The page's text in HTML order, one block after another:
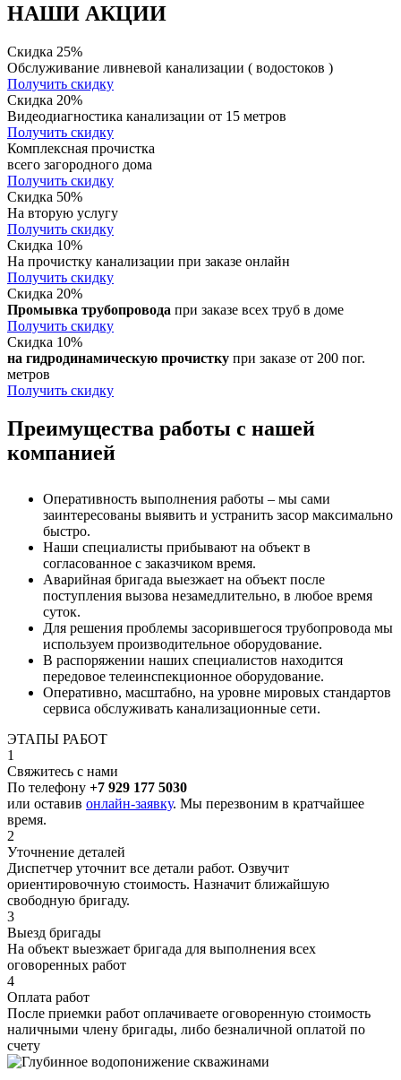
НАШИ АКЦИИ
Скидка 25%
Обслуживание ливневой канализации ( водостоков )
Получить скидку
Скидка 20%
Видеодиагностика канализации от 15 метров
Получить скидку
Комплексная прочистка
всего загородного дома
Получить скидку
Скидка 50%
На вторую услугу
Получить скидку
Скидка 10%
На прочистку канализации при заказе онлайн
Получить скидку
Скидка 20%
Промывка трубопровода при заказе всех труб в доме
Получить скидку
Скидка 10%
на гидродинамическую прочистку при заказе от 200 пог.
метров
Получить скидку
Преимущества работы с нашей
компанией
Оперативность выполнения работы – мы сами
заинтересованы выявить и устранить засор максимально
быстро.
Наши специалисты прибывают на объект в
согласованное с заказчиком время.
Аварийная бригада выезжает на объект после
поступления вызова незамедлительно, в любое время
суток.
Для решения проблемы засорившегося трубопровода мы
используем производительное оборудование.
В распоряжении наших специалистов находится
передовое телеинспекционное оборудование.
Оперативно, масштабно, на уровне мировых стандартов
сервиса обслуживать канализационные сети.
ЭТАПЫ РАБОТ
1
Свяжитесь с нами
По телефону +7 929 177 5030
или оставив онлайн-заявку. Мы перезвоним в кратчайшее
время.
2
Уточнение деталей
Диспетчер уточнит все детали работ. Озвучит
ориентировочную стоимость. Назначит ближайшую
свободную бригаду.
3
Выезд бригады
На объект выезжает бригада для выполнения всех
оговоренных работ
4
Оплата работ
После приемки работ оплачиваете оговоренную стоимость
наличными члену бригады, либо безналичной оплатой по
счету